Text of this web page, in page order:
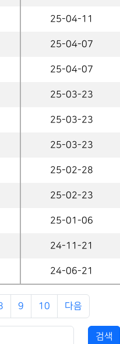
25-04-11
25-04-07
25-04-07
25-03-23
25-03-23
25-03-23
25-02-28
25-02-23
25-01-06
24-11-21
24-06-21
9 10 다음